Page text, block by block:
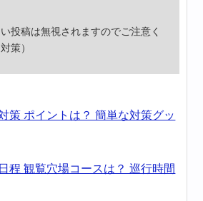
投稿は無視されますのでご注意く
策）
策 ポイントは？ 簡単な対策グッ
程 観覧穴場コースは？ 巡行時間